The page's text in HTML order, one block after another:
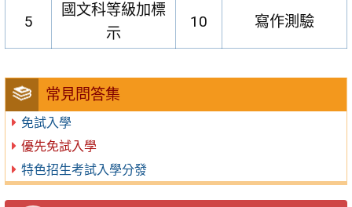
常見問答集
免試入學
優先免試入學
特色招生考試入學分發
5
國文科等級加標
示
10 寫作測驗